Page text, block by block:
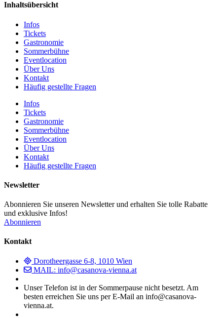
Inhaltsübersicht
Infos
Tickets
Gastronomie
Sommerbühne
Eventlocation
Über Uns
Kontakt
Häufig gestellte Fragen
Infos
Tickets
Gastronomie
Sommerbühne
Eventlocation
Über Uns
Kontakt
Häufig gestellte Fragen
Newsletter
Abonnieren Sie unseren Newsletter und erhalten Sie tolle Rabatte
und exklusive Infos!
Abonnieren
Kontakt
Dorotheergasse 6-8, 1010 Wien
MAIL: info@casanova-vienna.at
Unser Telefon ist in der Sommerpause nicht besetzt. Am
besten erreichen Sie uns per E-Mail an info@casanova-
vienna.at.